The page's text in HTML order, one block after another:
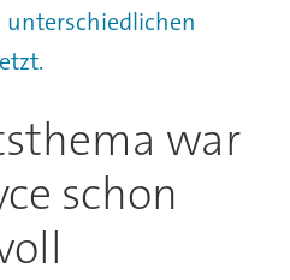
war
schon